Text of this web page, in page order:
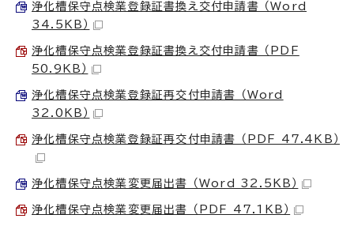
浄化槽保守点検業登録証書換え交付申請書 （Word
34.5KB）
浄化槽保守点検業登録証書換え交付申請書 （PDF
50.9KB）
浄化槽保守点検業登録証再交付申請書 （Word
32.0KB）
浄化槽保守点検業登録証再交付申請書 （PDF 47.4KB）
浄化槽保守点検業変更届出書 （Word 32.5KB）
浄化槽保守点検業変更届出書 （PDF 47.1KB）